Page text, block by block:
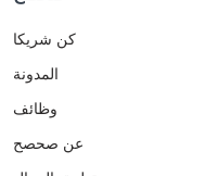
كن شريكا
المدونة
وظائف
عن صحصح